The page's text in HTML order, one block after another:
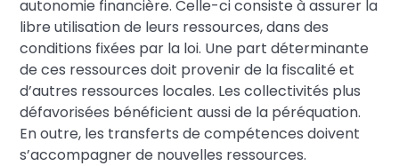
autonomie financière. Celle-ci consiste à assurer la
libre utilisation de leurs ressources, dans des
conditions fixées par la loi. Une part déterminante
de ces ressources doit provenir de la fiscalité et
d’autres ressources locales. Les collectivités plus
défavorisées bénéficient aussi de la péréquation.
En outre, les transferts de compétences doivent
s’accompagner de nouvelles ressources.